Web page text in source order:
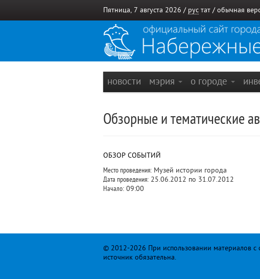
Пятница, 7 августа 2026 / рус тат / обычная
новости мэрия о городе
Обзорные и тематические
ОБЗОР СОБЫТИЙ
Место проведения: Музей истории города
Дата проведения: 25.06.2012 по 31.07.2012
Начало: 09:00
© 2012-2026 При использовании материалов с
источник обязательна.